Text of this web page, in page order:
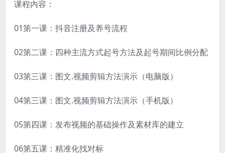
课程内容：
01第一课：抖音注册及养号流程
02第二课：四种主流方式起号方法及起号期间比例分配
03第三课：图文.视频剪辑方法演示（电脑版）
04第三课：图文.视频剪辑方法演示（手机版）
05第四课：发布视频的基础操作及素材库的建立
06第五课：精准化找对标